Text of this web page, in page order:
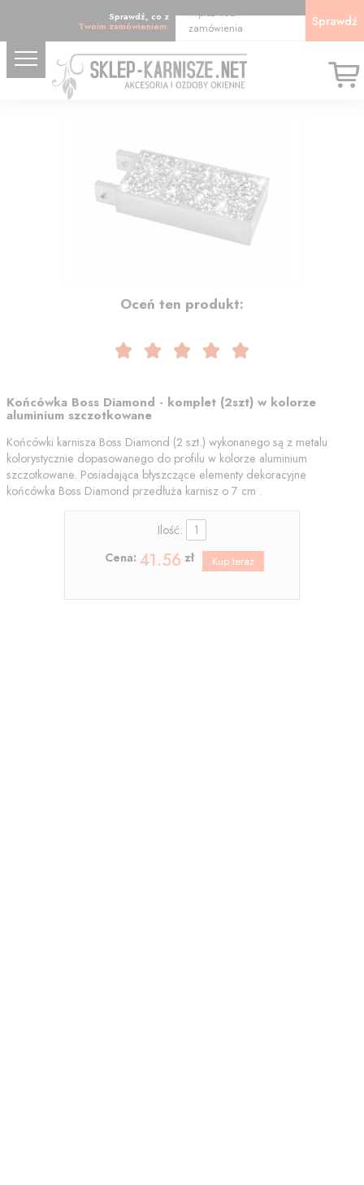
Sprawdź, co z
Twoim zamówieniem:
Wpisz kod
zamówienia
Sprawdź
Oceń ten produkt:
Końcówka Boss Diamond - komplet (2szt) w kolorze
aluminium szczotkowane
Końcówki karnisza Boss Diamond (2 szt.) wykonanego są z metalu
kolorystycznie dopasowanego do profilu w kolorze aluminium
szczotkowane. Posiadająca błyszczące elementy dekoracyjne
końcówka Boss Diamond przedłuża karnisz o 7 cm .
Ilość:
Cena: 41.56 zł